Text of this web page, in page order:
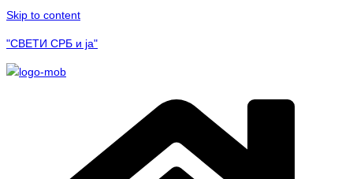
Skip to content
"СВЕТИ СРБ и ја"